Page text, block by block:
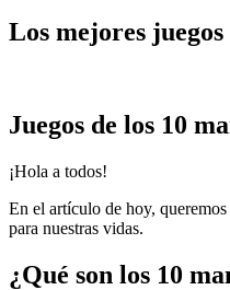
Los mejores
Juegos de los 10
¡Hola a todos!
En el artículo de hoy,
para nuestras vidas.
¿Qué son los 10